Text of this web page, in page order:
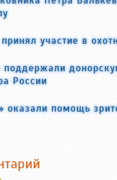
участие в
России
оказали помощь